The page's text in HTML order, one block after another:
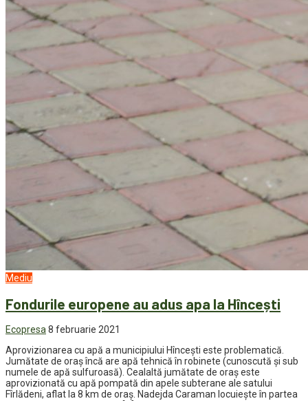
Mediu
Fondurile europene au adus apa la Hîncești
Ecopresa8 februarie 2021
Aprovizionarea cu apă a municipiului Hîncești este problematică.
Jumătate de oraș încă are apă tehnică în robinete (cunoscută și sub
numele de apă sulfuroasă). Cealaltă jumătate de oraș este
aprovizionată cu apă pompată din apele subterane ale satului
Fîrlădeni, aflat la 8 km de oraș. Nadejda Caraman locuiește în partea